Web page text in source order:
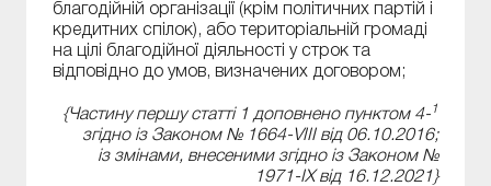
благодійній організації (крім політичних партій і
кредитних спілок), або територіальній громаді
на цілі благодійної діяльності у строк та
відповідно до умов, визначених договором;
{Частину першу статті 1 доповнено пунктом 4-1
згідно із Законом № 1664-VIII від 06.10.2016;
із змінами, внесеними згідно із Законом №
1971-IX від 16.12.2021}